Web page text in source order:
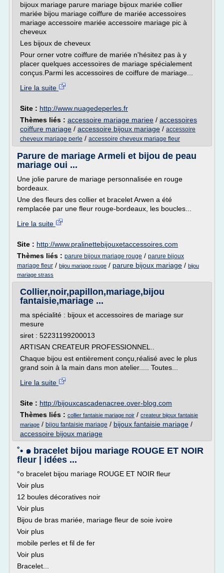
bijoux mariage parure mariage bijoux mariée collier
mariée bijou mariage coiffure de mariée accessoires
mariage accessoire mariée accessoire mariage pic à
cheveux
Les bijoux de cheveux
Pour orner votre coiffure de mariée n'hésitez pas à y
placer quelques accessoires de mariage spécialement
conçus.Parmi les accessoires de coiffure de mariage...
Lire la suite
Site : http://www.nuagedeperles.fr
Thèmes liés : accessoire mariage mariee / accessoires
coiffure mariage / accessoire bijoux mariage / accessoire
cheveux mariage perle / accessoire cheveux mariage fleur
Parure de mariage Armeli et bijou de peau
mariage oui ...
Une jolie parure de mariage personnalisée en rouge
bordeaux.
Une des fleurs des collier et bracelet Arwen a été
remplacée par une fleur rouge-bordeaux, les boucles...
Lire la suite
Site : http://www.pralinettebijouxetaccessoires.com
Thèmes liés : parure bijoux mariage rouge / parure bijoux
mariage fleur / bijou mariage rouge / parure bijoux mariage / bijou
mariage strass
Collier,noir,papillon,mariage,bijou
fantaisie,mariage ...
ma spécialité : bijoux et accessoires de mariage sur
mesure
siret : 52231199200013
ARTISAN CREATEUR PROFESSIONNEL..
Chaque bijou est entièrement conçu,réalisé avec le plus
grand soin à la main dans mon atelier..... Toutes...
Lire la suite
Site : http://bijouxcascadenacree.over-blog.com
Thèmes liés : collier fantaisie mariage noir / createur bijoux fantaisie
mariage / bijou fantaisie mariage / bijoux fantaisie mariage /
accessoire bijoux mariage
˚• ๑ bracelet bijou mariage ROUGE ET NOIR
fleur | idées ...
°o bracelet bijou mariage ROUGE ET NOIR fleur
Voir plus
12 boules décoratives noir
Voir plus
Bijou de bras mariée, mariage fleur de soie ivoire
Voir plus
mobile perles et fil de fer
Voir plus
Bracelet...